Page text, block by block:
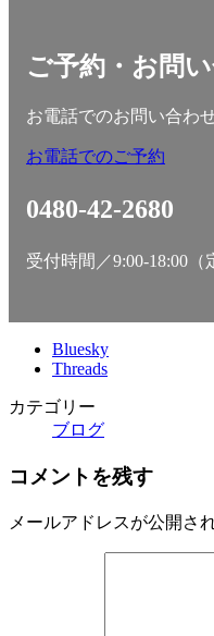
ご予約・お問
お電話でのお問い合わ
お電話でのご予約
0480-42-2680
受付時間／9:00-18:00（
Bluesky
Threads
カテゴリー
ブログ
コメントを残す
メールアドレスが公開さ